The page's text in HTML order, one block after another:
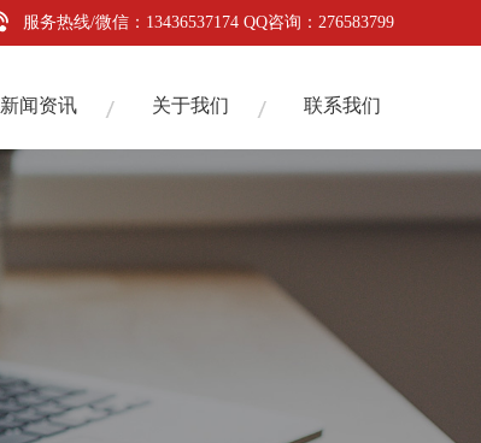
服务热线/微信：13436537174 QQ咨询：276583799
新闻资讯 关于我们 联系我们